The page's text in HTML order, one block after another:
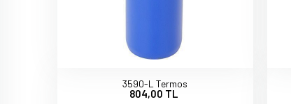
3590-L Termos
804,00 TL